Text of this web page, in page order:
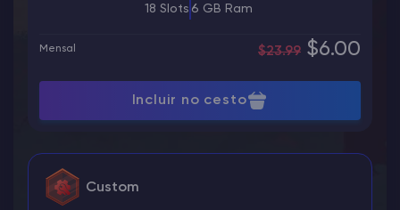
18 Slots 6 GB Ram
Mensal $23.99 $6.00
Incluir no cesto
Custom